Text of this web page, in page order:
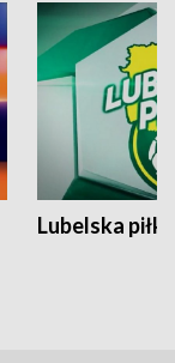
Lubelska piłka